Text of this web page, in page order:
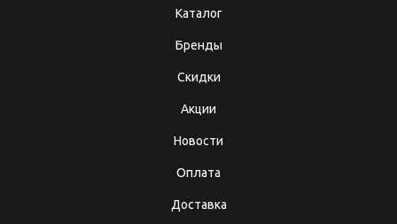
Каталог
Бренды
Скидки
Акции
Новости
Оплата
Доставка